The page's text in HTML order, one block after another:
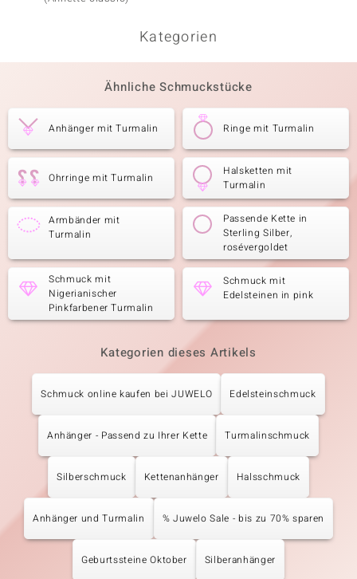
Kategorien
Ähnliche Schmuckstücke
Anhänger mit Turmalin Ringe mit Turmalin
Ohrringe mit Turmalin
Halsketten mit
Turmalin
Armbänder mit
Turmalin
Passende Kette in
Sterling Silber,
rosévergoldet
Schmuck mit
Nigerianischer
Pinkfarbener Turmalin
Schmuck mit
Edelsteinen in pink
Kategorien dieses Artikels
Schmuck online kaufen bei JUWELO Edelsteinschmuck
Anhänger - Passend zu Ihrer Kette Turmalinschmuck
Silberschmuck Kettenanhänger Halsschmuck
Anhänger und Turmalin % Juwelo Sale - bis zu 70% sparen
Geburtssteine Oktober Silberanhänger